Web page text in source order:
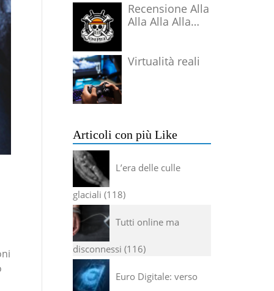
Recensione Alla
Alla Alla Alla
Virtualità reali
Articoli con più Like
L’era delle culle
glaciali 118
Tutti online ma
disconnessi 116
Euro Digitale: verso